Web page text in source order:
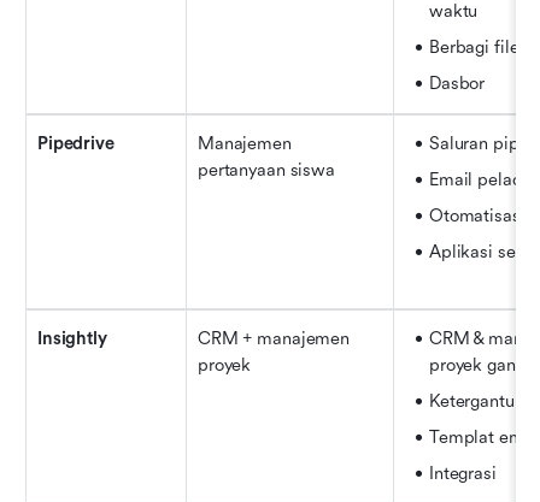
waktu
Berbagi file
Dasbor
Pipedrive
Manajemen
pertanyaan siswa
Saluran pipa
Email
Otomatisasi
Aplikasi
Insightly
CRM + manajemen
proyek
CRM &
proyek ganda
Templat
Integrasi